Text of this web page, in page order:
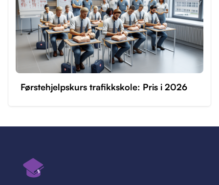
Førstehjelpskurs trafikkskole: Pris i 2026